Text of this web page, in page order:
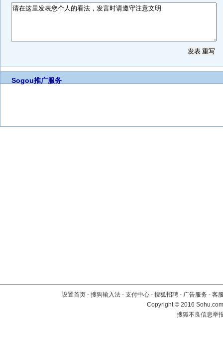
Sogou推广服务
设置首页 - 搜狗输入法 - 支付中心 - 搜狐招聘 - 广告服务 - 客
Copyright©2016
搜狐不良信息举